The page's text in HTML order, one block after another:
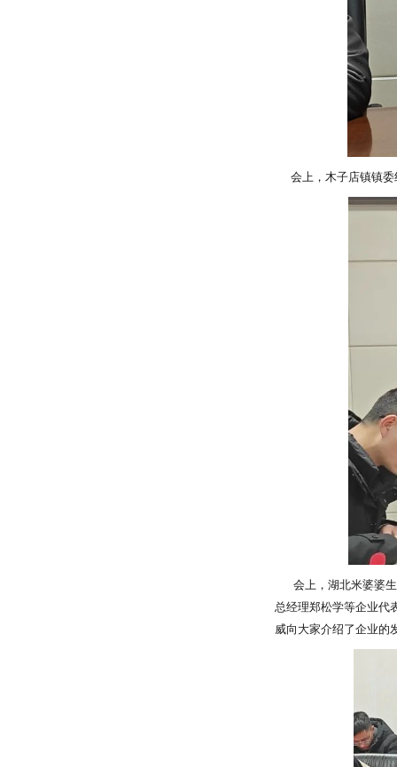
会上， 木子店镇镇委
会上，湖北米婆婆生
总经理郑松学等企业代
威向大家介绍了企业的